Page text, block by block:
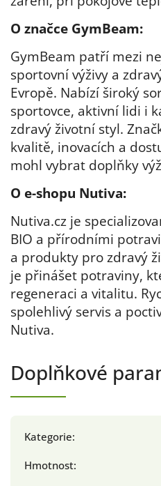
O značce GymBeam:
GymBeam patří mezi
sportovní výživy a
Evropě. Nabízí široký
sportovce, aktivní lidi i
zdravý životní styl.
kvalitě, inovacích a
mohl vybrat doplňky
O e-shopu Nutiva:
Nutiva.cz je
BIO a přírodními
a produkty pro zdravý
je přinášet potraviny,
regeneraci a vitalitu.
spolehlivý servis a
Nutiva.
Doplňkové
Kategorie:
Hmotnost: